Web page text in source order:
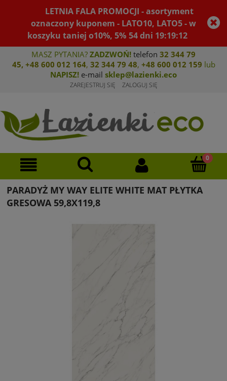
LETNIA FALA PROMOCJI - asortyment
oznaczony kuponem - LATO10, LATO5 - w
koszyku taniej o10%, 5% 54dni 19:19:11
MASZ PYTANIA? ZADZWOŃ! telefon 32 344 79
45, +48 600 012 164, 32 344 79 48, +48 600 012 159 lub
NAPISZ! e-mail sklep@lazienki.eco
ZAREJESTRUJ SIĘ ZALOGUJ SIĘ
PARADYŻ MY WAY ELITE WHITE MAT PŁYTKA
GRESOWA 59,8X119,8